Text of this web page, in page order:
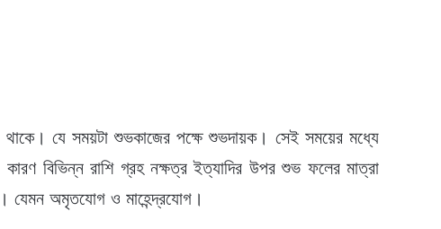
থাকে। যে সময়টা শুভকাজের পক্ষে শুভদায়ক। সেই সময়ের মধ্যে
বিভিন্ন রাশি গ্রহ নক্ষত্র ইত্যাদির উপর শুভ ফলের মাত্রা
যেমন অমৃতযোগ ও মাহেন্দ্রযোগ।